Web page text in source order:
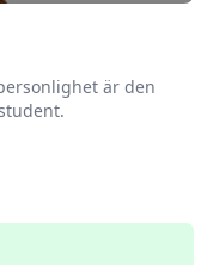
är den